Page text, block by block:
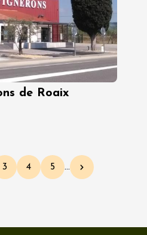
de Roaix
courante
Page
3 Page
4 Page
5 … Page suivante